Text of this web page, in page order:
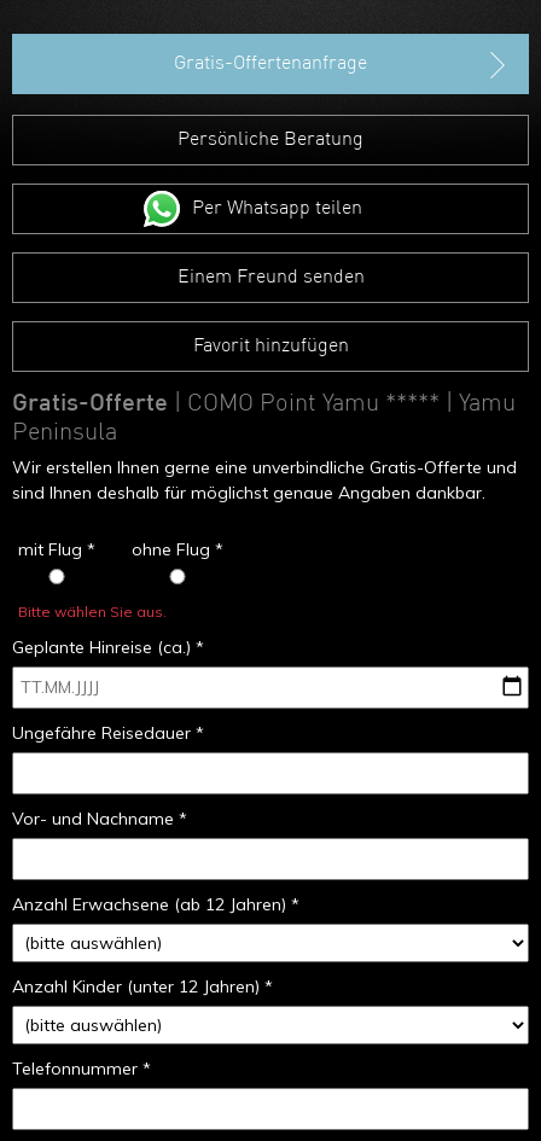
Gratis-Offertenanfrage
Persönliche Beratung
Per Whatsapp teilen
Einem Freund senden
Favorit hinzufügen
Gratis-Offerte | COMO Point Yamu *****
| Yamu
Peninsula
Wir erstellen Ihnen gerne eine unverbindliche Gratis-Offerte und
sind Ihnen deshalb für möglichst genaue Angaben dankbar.
mit Flug * ohne Flug *
Bitte wählen Sie aus.
Geplante Hinreise (ca.) *
Ungefähre Reisedauer *
Vor- und Nachname *
Anzahl Erwachsene (ab 12 Jahren) *
Anzahl Kinder (unter 12 Jahren) *
Telefonnummer *